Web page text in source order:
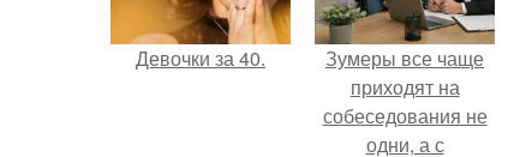
Девочки за 40.
Зумеры все чаще
приходят на
собеседования не
одни, а с